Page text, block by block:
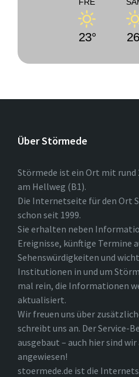
23°
Über Störmede
Störmede ist ein Ort mit rund
am Hellweg (B1).
Die Internetseite für den Ort
schon seit 1999.
Sie erhalten neben
Ereignisse, künftige Termine
Sehenswürdigkeiten und
Institutionen in und um
mal rein, die Informationen
aktualisiert.
Wir freuen uns über
schreibt uns an. Der Service-
ausgebaut – auch hier sind
angewiesen!
stoermede.de ist die